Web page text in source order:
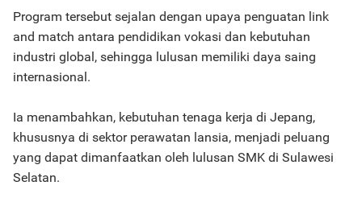
Program tersebut sejalan dengan upaya penguatan link
and match antara pendidikan vokasi dan kebutuhan
industri global, sehingga lulusan memiliki daya saing
internasional.
Ia menambahkan, kebutuhan tenaga kerja di Jepang,
khususnya di sektor perawatan lansia, menjadi peluang
yang dapat dimanfaatkan oleh lulusan SMK di Sulawesi
Selatan.